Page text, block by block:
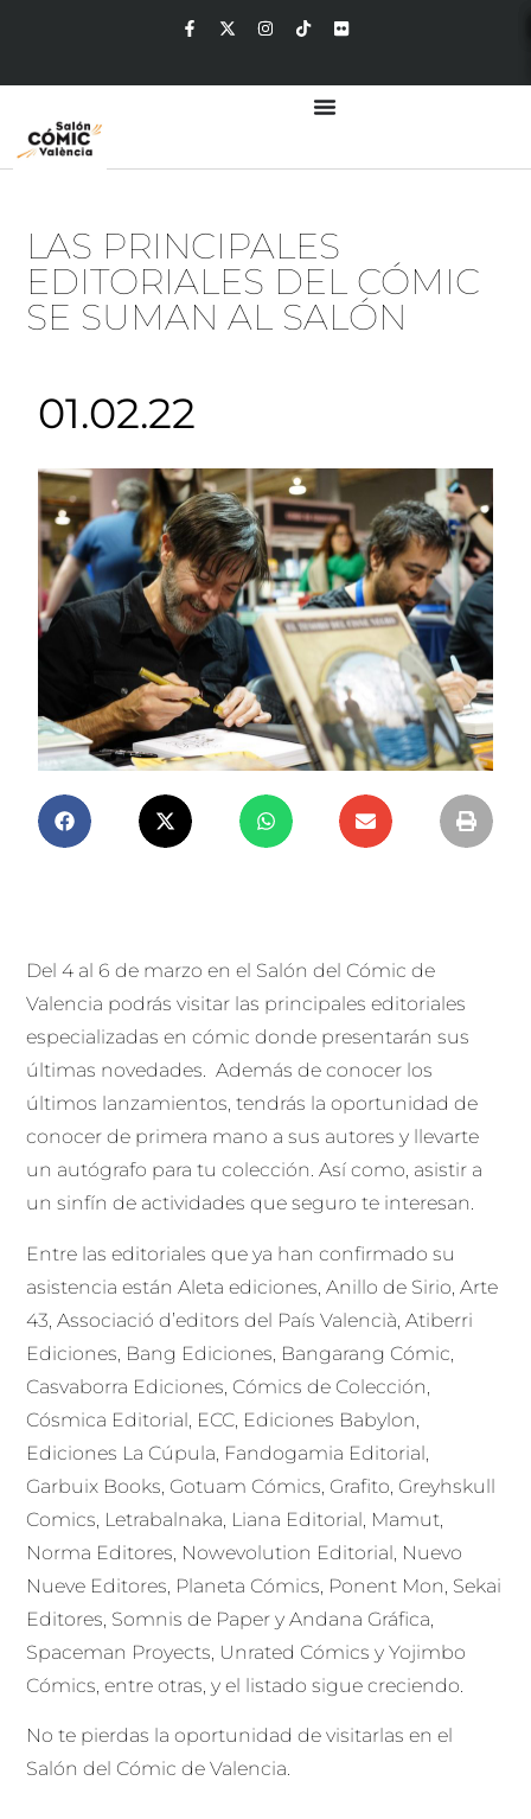
LAS PRINCIPALES
EDITORIALES DEL CÓMIC
SE SUMAN AL SALÓN
01.02.22
Del 4 al 6 de marzo en el Salón del Cómic de
Valencia podrás visitar las principales editoriales
especializadas en cómic donde presentarán sus
últimas novedades. Además de conocer los
últimos lanzamientos, tendrás la oportunidad de
conocer de primera mano a sus autores y llevarte
un autógrafo para tu colección. Así como, asistir a
un sinfín de actividades que seguro te interesan.
Entre las editoriales que ya han confirmado su
asistencia están Aleta ediciones, Anillo de Sirio, Arte
43, Associació d’editors del País Valencià, Atiberri
Ediciones, Bang Ediciones, Bangarang Cómic,
Casvaborra Ediciones, Cómics de Colección,
Cósmica Editorial, ECC, Ediciones Babylon,
Ediciones La Cúpula, Fandogamia Editorial,
Garbuix Books, Gotuam Cómics, Grafito, Greyhskull
Comics, Letrabalnaka, Liana Editorial, Mamut,
Norma Editores, Nowevolution Editorial, Nuevo
Nueve Editores, Planeta Cómics, Ponent Mon, Sekai
Editores, Somnis de Paper y Andana Gráfica,
Spaceman Proyects, Unrated Cómics y Yojimbo
Cómics, entre otras, y el listado sigue creciendo.
No te pierdas la oportunidad de visitarlas en el
Salón del Cómic de Valencia.